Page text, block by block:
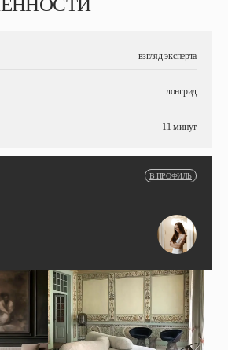
взгляд эксперта
лонгрид
11 минут
В ПРОФИЛЬ